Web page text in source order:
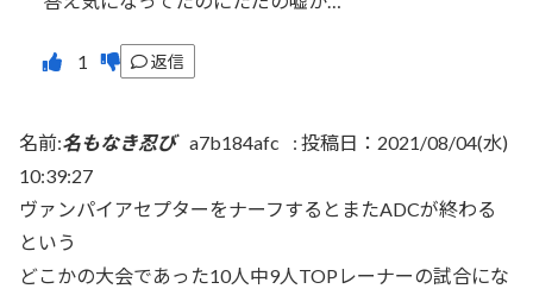
返信
名前:名もなき忍び a7b184afc : 投稿日：2021/08/04(水)
10:39:27
ヴァンパイアセプターをナーフするとまたADCが終わる
という
どこかの大会であった10人中9人TOPレーナーの試合にな